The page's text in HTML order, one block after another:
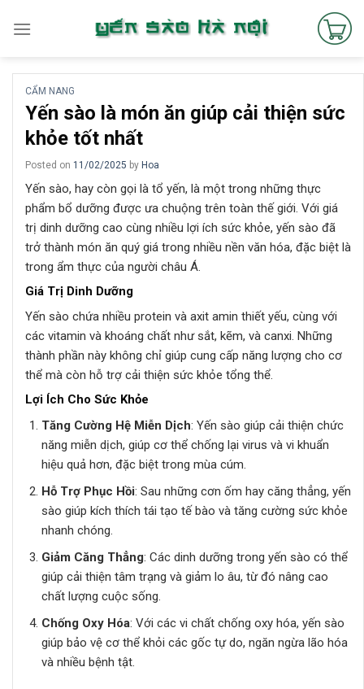
CẨM NANG
Yến sào là món ăn giúp cải thiện sức
khỏe tốt nhất
Posted on 11/02/2025 by Hoa
Yến sào, hay còn gọi là tổ yến, là một trong những thực
phẩm bổ dưỡng được ưa chuộng trên toàn thế giới. Với giá
trị dinh dưỡng cao cùng nhiều lợi ích sức khỏe, yến sào đã
trở thành món ăn quý giá trong nhiều nền văn hóa, đặc biệt là
trong ẩm thực của người châu Á.
Giá Trị Dinh Dưỡng
Yến sào chứa nhiều protein và axit amin thiết yếu, cùng với
các vitamin và khoáng chất như sắt, kẽm, và canxi. Những
thành phần này không chỉ giúp cung cấp năng lượng cho cơ
thể mà còn hỗ trợ cải thiện sức khỏe tổng thể.
Lợi Ích Cho Sức Khỏe
Tăng Cường Hệ Miễn Dịch: Yến sào giúp cải thiện chức
năng miễn dịch, giúp cơ thể chống lại virus và vi khuẩn
hiệu quả hơn, đặc biệt trong mùa cúm.
Hỗ Trợ Phục Hồi: Sau những cơn ốm hay căng thẳng, yến
sào giúp kích thích tái tạo tế bào và tăng cường sức khỏe
nhanh chóng.
Giảm Căng Thẳng: Các dinh dưỡng trong yến sào có thể
giúp cải thiện tâm trạng và giảm lo âu, từ đó nâng cao
chất lượng cuộc sống.
Chống Oxy Hóa: Với các vi chất chống oxy hóa, yến sào
giúp bảo vệ cơ thể khỏi các gốc tự do, ngăn ngừa lão hóa
và nhiều bệnh tật.